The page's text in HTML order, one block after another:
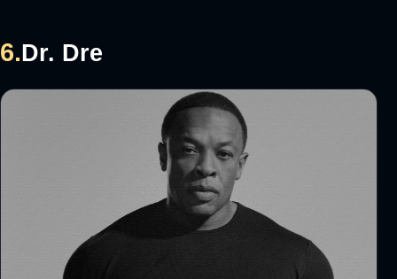
6.Dr. Dre